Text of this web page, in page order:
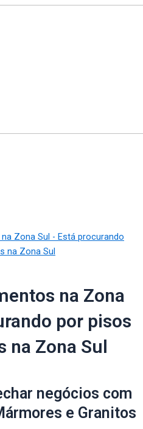
Zona Sul - Está procurando
na Zona Sul
na Zona
por pisos
na Zona Sul
negócios com
e Granitos